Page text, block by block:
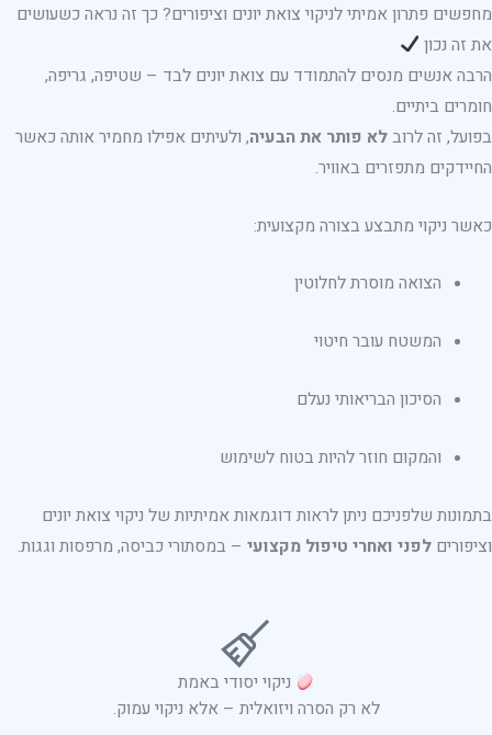
מחפשים פתרון אמיתי לניקוי צואת יונים וציפורים? כך זה נראה כשעושים
את זה נכון
הרבה אנשים מנסים להתמודד עם צואת יונים לבד – שטיפה, גריפה,
חומרים ביתיים.
בפועל, זה לרובלא פותר את הבעיה, ולעיתים אפילו מחמיר אותה כאשר
החיידקים מתפזרים באוויר.
כאשר ניקוי מתבצע בצורה מקצועית:
הצואה מוסרת לחלוטין
המשטח עובר חיטוי
הסיכון הבריאותי נעלם
והמקום חוזר להיות בטוח לשימוש
בתמונות שלפניכם ניתן לראות דוגמאות אמיתיות של ניקוי צואת יונים
וציפורים לפני ואחרי טיפול מקצועי – במסתורי כביסה, מרפסות וגגות.
ניקוי יסודי באמת
לא רק הסרה ויזואלית – אלא ניקוי עמוק.